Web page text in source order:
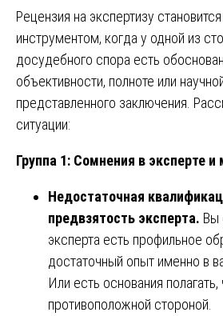
Рецензия на экспертизу
инструментом, когда у одной из
досудебного спора есть
объективности, полноте или
представленного заключения.
ситуации:
Группа 1: Сомнения в эксперте и
Недостаточная
предвзятость эксперта. Вы
эксперта есть профильное
достаточный опыт именно в
Или есть основания
противоположной стороной.